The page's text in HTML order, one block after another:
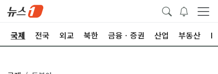
국제 전국 외교 북한 금융ㆍ증권 산업 부동산